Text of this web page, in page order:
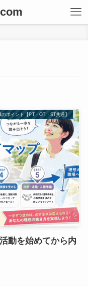
のポイント【PT・OT・ST共通】
動を始めてから内